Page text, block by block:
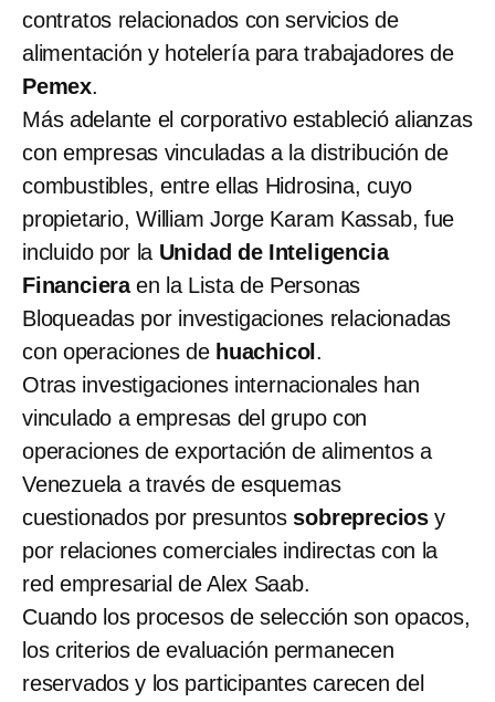
contratos relacionados con servicios de
alimentación y hotelería para trabajadores de
Pemex.
Más adelante el corporativo estableció alianzas
con empresas vinculadas a la distribución de
combustibles, entre ellas Hidrosina, cuyo
propietario, William Jorge Karam Kassab, fue
incluido por la Unidad de Inteligencia
Financieraen la Lista de Personas
Bloqueadas por investigaciones relacionadas
con operaciones de huachicol .
Otras investigaciones internacionales han
vinculado a empresas del grupo con
operaciones de exportación de alimentos a
Venezuela a través de esquemas
cuestionados por presuntos sobreprecios y
por relaciones comerciales indirectas con la
red empresarial de Alex Saab.
Cuando los procesos de selección son opacos,
los criterios de evaluación permanecen
reservados y los participantes carecen del